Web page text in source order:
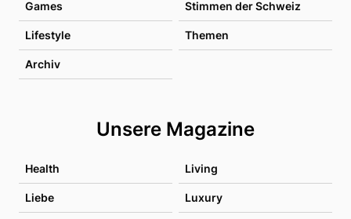
Games Stimmen der Schweiz
Lifestyle Themen
Archiv
Unsere Magazine
Health Living
Liebe Luxury